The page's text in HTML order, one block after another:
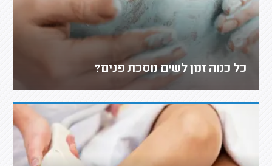
כל כמה זמן לשים מסכת פנים?